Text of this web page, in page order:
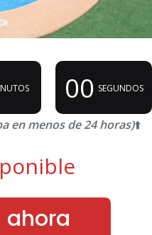
00 SEGUNDOS
en menos de 24 horas)⬆️
ahora